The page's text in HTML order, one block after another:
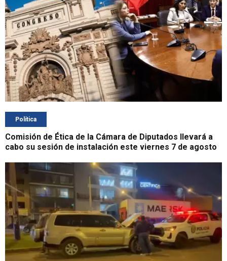
Política
Comisión de Ética de la Cámara de Diputados llevará a
cabo su sesión de instalación este viernes 7 de agosto